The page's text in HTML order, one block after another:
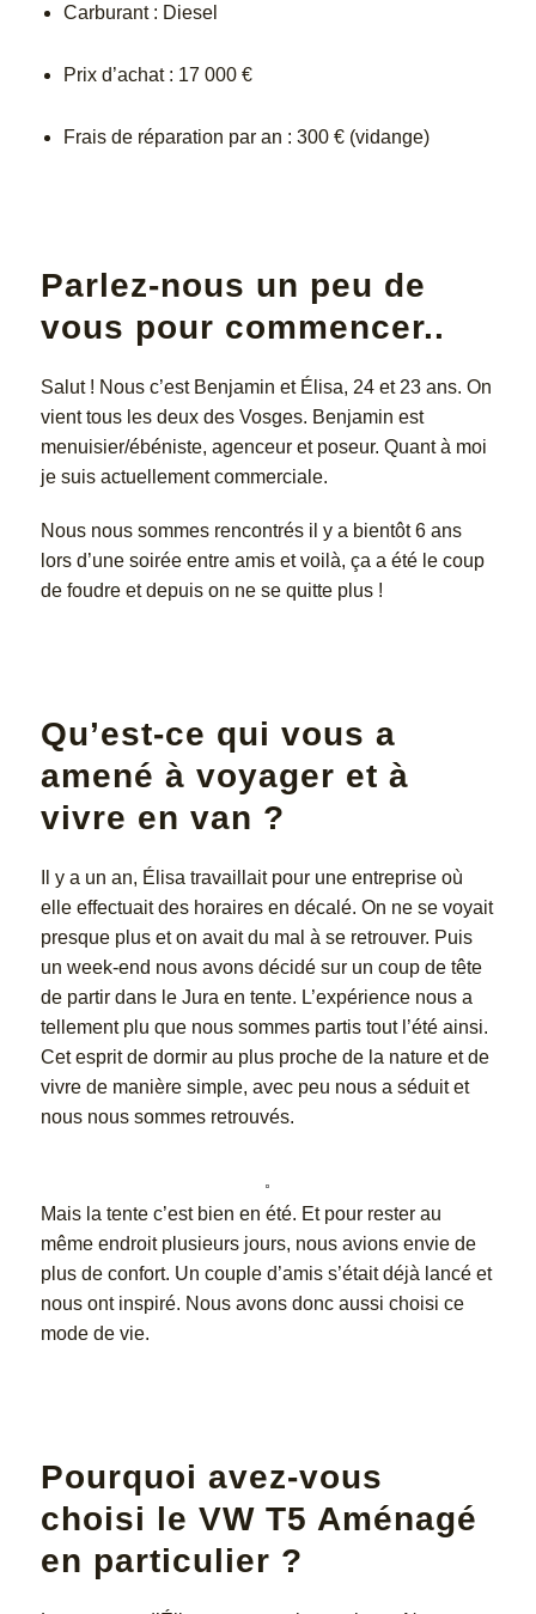
Carburant : Diesel
Prix d’achat : 17 000 €
Frais de réparation par an : 300 € (vidange)
Parlez-nous un peu de
vous pour commencer..
Salut ! Nous c’est Benjamin et Élisa, 24 et 23 ans. On
vient tous les deux des Vosges. Benjamin est
menuisier/ébéniste, agenceur et poseur. Quant à moi
je suis actuellement commerciale.
Nous nous sommes rencontrés il y a bientôt 6 ans
lors d’une soirée entre amis et voilà, ça a été le coup
de foudre et depuis on ne se quitte plus !
Qu’est-ce qui vous a
amené à voyager et à
vivre en van ?
Il y a un an, Élisa travaillait pour une entreprise où
elle effectuait des horaires en décalé. On ne se voyait
presque plus et on avait du mal à se retrouver. Puis
un week-end nous avons décidé sur un coup de tête
de partir dans le Jura en tente. L’expérience nous a
tellement plu que nous sommes partis tout l’été ainsi.
Cet esprit de dormir au plus proche de la nature et de
vivre de manière simple, avec peu nous a séduit et
nous nous sommes retrouvés.
Mais la tente c’est bien en été. Et pour rester au
même endroit plusieurs jours, nous avions envie de
plus de confort. Un couple d’amis s’était déjà lancé et
nous ont inspiré. Nous avons donc aussi choisi ce
mode de vie.
Pourquoi avez-vous
choisi le VW T5 Aménagé
en particulier ?